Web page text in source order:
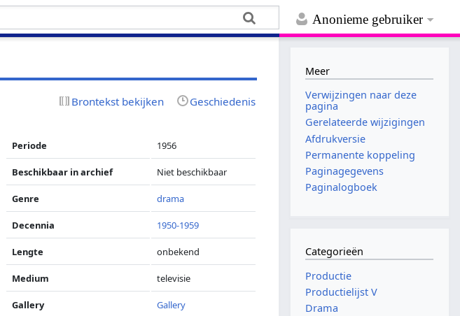
Anonieme gebruiker
Brontekst bekijken Geschiedenis
Periode 1956
Beschikbaar in archief Niet beschikbaar
Genre drama
Decennia 1950-1959
Lengte onbekend
Medium televisie
Gallery Gallery
Meer
Verwijzingen naar deze
pagina
Gerelateerde wijzigingen
Afdrukversie
Permanente koppeling
Paginagegevens
Paginalogboek
Categorieën
Productie
Productielijst V
Drama